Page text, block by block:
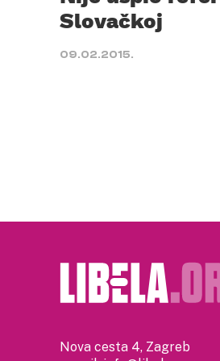
Slovačkoj
09.02.2015.
Nova cesta 4, Zagreb